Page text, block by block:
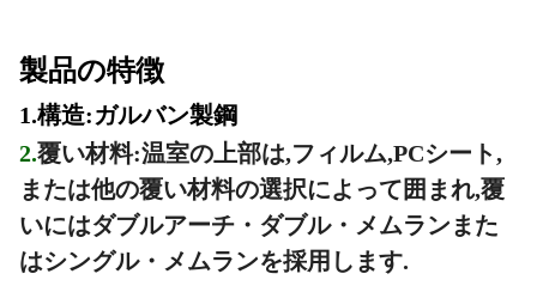
製品の特徴
1.構造:ガルバン製鋼
2.覆い材料:温室の上部は,フィルム,PCシート,
または他の覆い材料の選択によって囲まれ,覆
いにはダブルアーチ・ダブル・メムランまた
はシングル・メムランを採用します.